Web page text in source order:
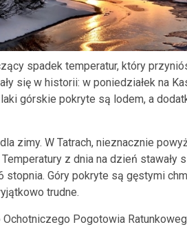
spadek temperatur, który
się w historii: w poniedziałek na
górskie pokryte są lodem, a
zimy. W Tatrach, nieznacznie
z dnia na dzień stawały
Góry pokryte są gęstymi
trudne.
Pogotowia